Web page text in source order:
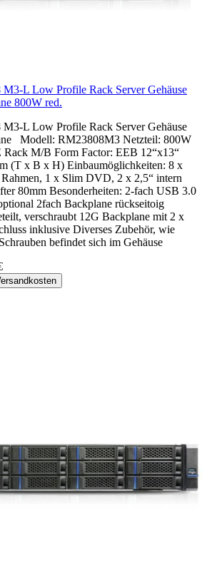
L Low Profile Rack Server Gehäuse
800W red.
L Low Profile Rack Server Gehäuse
Modell: RM23808M3 Netzteil: 800W
Rack M/B Form Factor: EEB 12“x13“
(T x B x H) Einbaumöglichkeiten: 8 x
1 x Slim DVD, 2 x 2,5“ intern
80mm Besonderheiten: 2-fach USB 3.0
2fach Backplane rückseitoig
verschraubt 12G Backplane mit 2 x
inklusive Diverses Zubehör, wie
befindet sich im Gehäuse